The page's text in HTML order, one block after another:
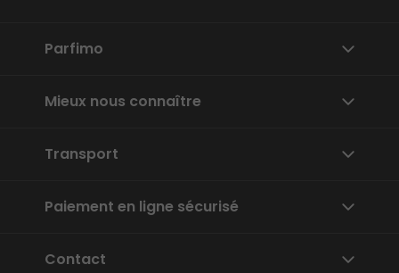
Parfimo
Mieux nous connaître
Transport
Paiement en ligne sécurisé
Contact